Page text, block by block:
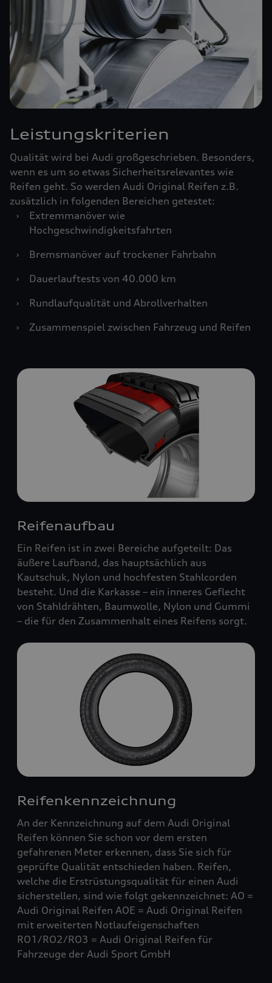
Leistungskriterien
Qualität wird bei Audi großgeschrieben. Besonders,
wenn es um so etwas Sicherheitsrelevantes wie
Reifen geht. So werden Audi Original Reifen z.B.
zusätzlich in folgenden Bereichen getestet:
›
Extremmanöver wie
Hochgeschwindigkeitsfahrten
›
Bremsmanöver auf trockener Fahrbahn
›
Dauerlauftests von 40.000 km
›
Rundlaufqualität und Abrollverhalten
›
Zusammenspiel zwischen Fahrzeug und Reifen
Reifenaufbau
Ein Reifen ist in zwei Bereiche aufgeteilt: Das
äußere Laufband, das hauptsächlich aus
Kautschuk, Nylon und hochfesten Stahlcorden
besteht. Und die Karkasse – ein inneres Geflecht
von Stahldrähten, Baumwolle, Nylon und Gummi
– die für den Zusammenhalt eines Reifens sorgt.
Reifenkennzeichnung
An der Kennzeichnung auf dem Audi Original
Reifen können Sie schon vor dem ersten
gefahrenen Meter erkennen, dass Sie sich für
geprüfte Qualität entschieden haben. Reifen,
welche die Erstrüstungsqualität für einen Audi
sicherstellen, sind wie folgt gekennzeichnet: AO =
Audi Original Reifen AOE = Audi Original Reifen
mit erweiterten Notlaufeigenschaften
RO1/RO2/RO3 = Audi Original Reifen für
Fahrzeuge der Audi Sport GmbH